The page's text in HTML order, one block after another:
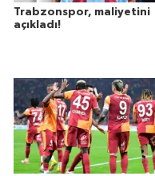
Trabzonspor, maliyetini
açıkladı!